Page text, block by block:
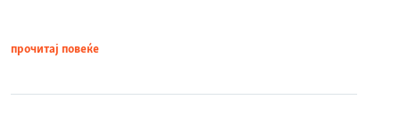
прочитај повеќе